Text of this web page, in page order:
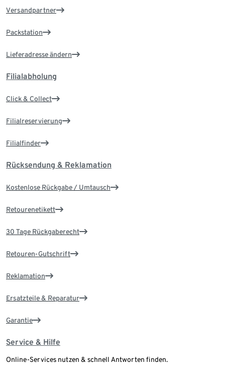
Versandpartner
Packstation
Lieferadresse ändern
Filialabholung
Click & Collect
Filialreservierung
Filialfinder
Rücksendung & Reklamation
Kostenlose Rückgabe / Umtausch
Retourenetikett
30 Tage Rückgaberecht
Retouren-Gutschrift
Reklamation
Ersatzteile & Reparatur
Garantie
Service & Hilfe
Online-Services nutzen & schnell Antworten finden.